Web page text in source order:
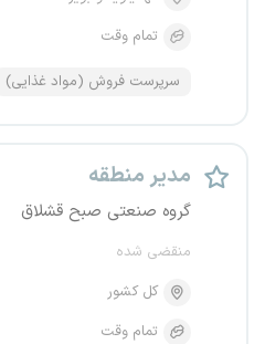
تمام وقت
سرپرست فروش (مواد غذایی)
مدیر منطقه
گروه صنعتی صبح قشلاق
منقضی شده
کل کشور
تمام وقت